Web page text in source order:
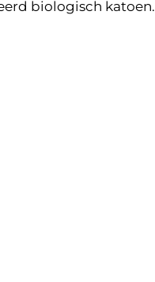
biologisch katoen.